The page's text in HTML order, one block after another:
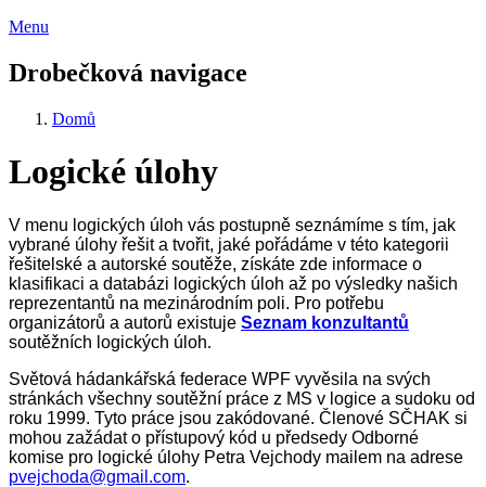
Menu
Drobečková navigace
Domů
Logické úlohy
V menu logických úloh vás postupně seznámíme s tím, jak
vybrané úlohy řešit a tvořit, jaké pořádáme v této kategorii
řešitelské a autorské soutěže, získáte zde informace o
klasifikaci a databázi logických úloh až po výsledky našich
reprezentantů na mezinárodním poli. Pro potřebu
organizátorů a autorů existuje Seznam konzultantů
soutěžních logických úloh.
Světová hádankářská federace WPF vyvěsila na svých
stránkách všechny soutěžní práce z MS v logice a sudoku od
roku 1999. Tyto práce jsou zakódované. Členové SČHAK si
mohou zažádat o přístupový kód u předsedy Odborné
komise pro logické úlohy Petra Vejchody mailem na adrese
pvejchoda@gmail.com.